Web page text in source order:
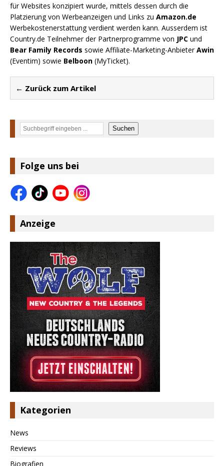
für Websites konzipiert wurde, mittels dessen durch die
Platzierung von Werbeanzeigen und Links zu Amazon.de
Werbekostenerstattung verdient werden kann. Ausserdem ist
Country.de Teilnehmer der Partnerprogramme von JPC und
Bear Family Records sowie Affiliate-Marketing-AnbieterAwin
(Eventim) sowie Belboon (MyTicket).
← Zurück zum Artikel
Suchen Suchen
Folge uns bei
Anzeige
Kategorien
News
Reviews
Biografien